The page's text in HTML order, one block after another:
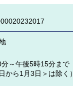
～午後5時15分まで
から1月3日＞は除く）